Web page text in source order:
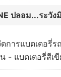
ปลอม...ระวัง
การแบตเตอรี่
- แบตเตอรี่สีเขี